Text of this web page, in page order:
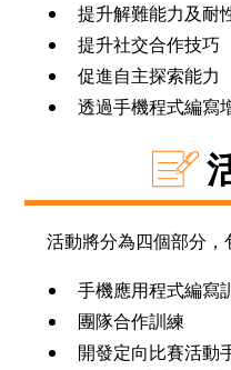
提升解難能力及耐
提升社交合作技巧
促進自主探索能力
透過手機程式編寫
活動將分為四個部分，
手機應用程式編寫
團隊合作訓練
開發定向比賽活動